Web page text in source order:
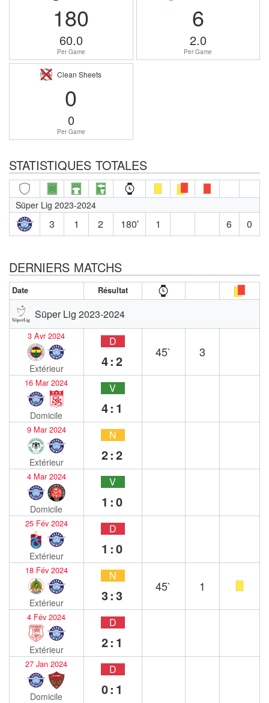
180
60.0
Per Game
6
2.0
Per Game
Clean Sheets
0
0
Per Game
STATISTIQUES TOTALES
Süper Lig 2023-2024
3 1 2 180′ 1 6 0
DERNIERS MATCHS
Date Résultat
Süper Lig 2023-2024
3 Avr 2024
Extérieur
D
4:2
45` 3
16 Mar 2024
Domicile
V
4:1
9 Mar 2024
Extérieur
N
2:2
4 Mar 2024
Domicile
V
1:0
25 Fév 2024
Extérieur
D
1:0
18 Fév 2024
Extérieur
N
3:3
45` 1
4 Fév 2024
Extérieur
D
2:1
27 Jan 2024
Domicile
D
0:1